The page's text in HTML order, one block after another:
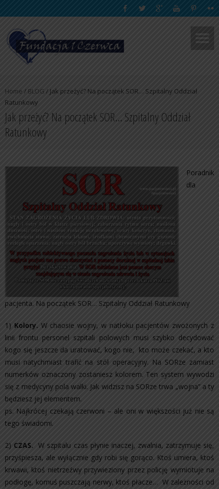
Home / BLOG / Jak przeżyć? Na początek SOR… Szpitalny Oddział
Ratunkowy
Jak przeżyć? Na początek SOR… Szpitalny Oddział
Ratunkowy
Poradnik
dla
pacjenta. Na początek SOR… Szpitalny Oddział Ratunkowy
1) Kolory. W chaosie wojny, w natłoku pacjentów zwożonych z
linii frontu personel szpitali polowych musi szybko decydować
kogo się jeszcze da uratować, kogo nie, kto może czekać, a kto
musi natychmiast trafić na stół operacyjny. Na SORze zamiast
numerków oznaczony zostaniesz kolorem. Ten system wywodzi
się z medycyny pola walki. Jak widzisz na SORze trwa „wojna” a ty
będziesz jej elementem.
ps. Najkrócej czekają czerwoni – ale oni w większości już nie są
tego świadomi.
2) CZAS. W szpitalu czas płynie inaczej, zwalnia, zatrzymuje się,
przyśpiesza, ale wyłącznie gdy robi się gorąco. Ktoś umiera, ktoś
krwawi, ktoś nietrzeźwy przywieziony przez policję wymiotuje na
podłogę, komuś puszczają nerwy, ktoś płacze… W zależności od